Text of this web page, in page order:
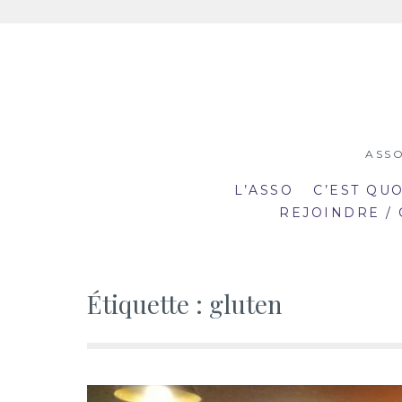
L’ASSO C’EST
REJOINDRE /
Étiquette : gluten
20:30